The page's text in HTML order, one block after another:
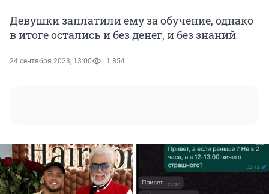
Девушки заплатили ему за обучение, однако
в итоге остались и без денег, и без знаний
24 сентября 2023, 13:00 1 854